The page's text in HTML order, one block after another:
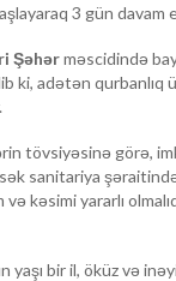
3 gün davam
Şəhərməscidində
ki, adətən qurbanlıq
tövsiyəsinə görə,
sanitariya
kəsimi yararlı
bir il, öküz və